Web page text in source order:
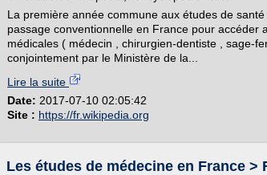
La première année commune aux études de
passage conventionnelle en France pour accéder
médicales ( médecin , chirurgien-dentiste , sage-
conjointement par le Ministère de la...
Lire la suite
Date: 2017-07-10 02:05:42
Site : https://fr.wikipedia.org
Les études de médecine en France >